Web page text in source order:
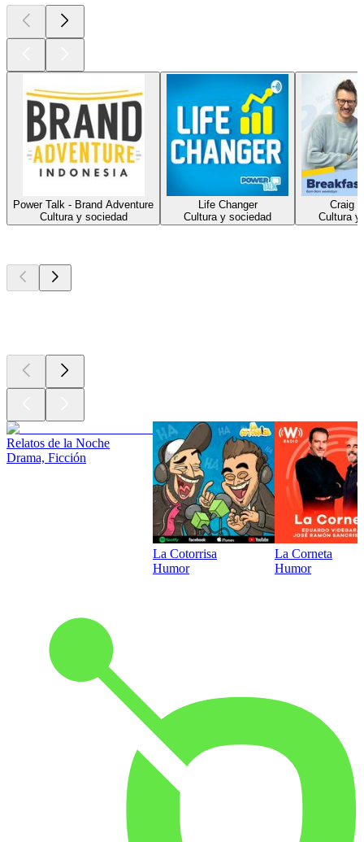
Power Talk - Brand Adventure
Cultura y sociedad
Life Changer
Cultura y sociedad
Craig
Cultura y
Relatos de la Noche
Drama, Ficción
La Cotorrisa
Humor
La Corneta
Humor